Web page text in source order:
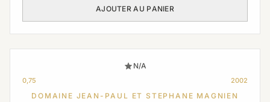
AJOUTER AU PANIER
N/A
0,75 2002
DOMAINE JEAN-PAUL ET STEPHANE MAGNIEN